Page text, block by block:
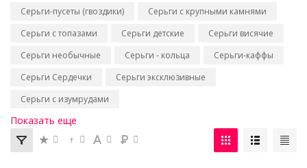
Серьги-пусеты (гвоздики)
Серьги с крупными камнями
Серьги с топазами
Серьги детские
Серьги висячие
Серьги необычные
Серьги - кольца
Серьги-каффы
Серьги Сердечки
Серьги эксклюзивные
Серьги с изумрудами
Показать еще